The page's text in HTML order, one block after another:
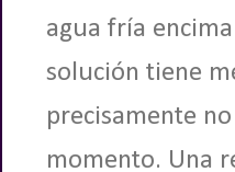
agua fría
solución tiene
precisamente
momento. Una